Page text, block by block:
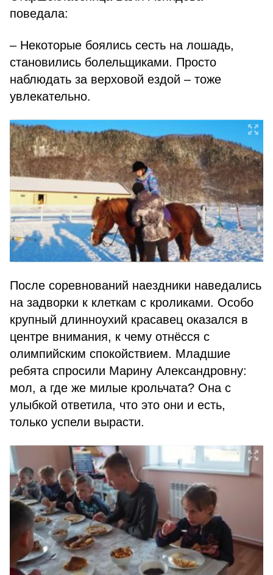
поведала:
– Некоторые боялись сесть на лошадь,
становились болельщиками. Просто
наблюдать за верховой ездой – тоже
увлекательно.
После соревнований наездники наведались
на задворки к клеткам с кроликами. Особо
крупный длинноухий красавец оказался в
центре внимания, к чему отнёсся с
олимпийским спокойствием. Младшие
ребята спросили Марину Александровну:
мол, а где же милые крольчата? Она с
улыбкой ответила, что это они и есть,
только успели вырасти.